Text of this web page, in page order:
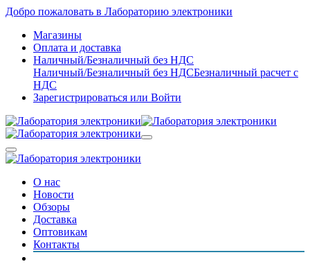
Добро пожаловать в Лабораторию электроники
Магазины
Оплата и доставка
Наличный/Безналичный без НДС
Наличный/Безналичный без НДСБезналичный расчет с
НДС
Зарегистрироваться или Войти
О нас
Новости
Обзоры
Доставка
Оптовикам
Контакты